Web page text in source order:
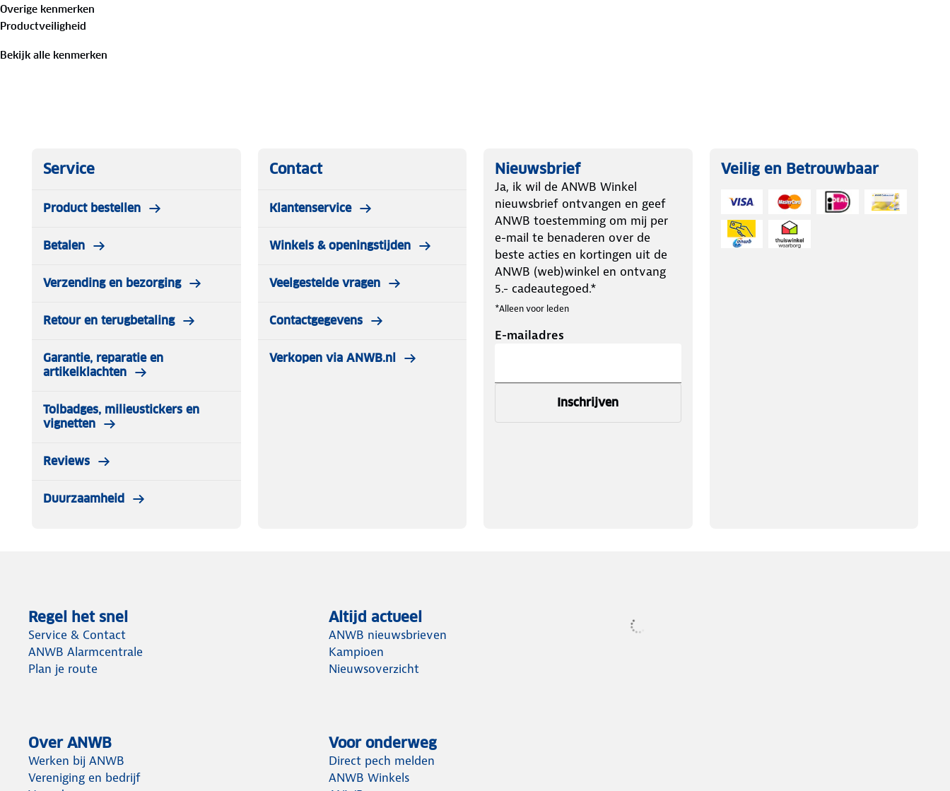
opbergruimte en milieuvriendelijke oplossingen.
Overige kenmerken
Productveiligheid
Bekijk alle kenmerken
Service
Product bestellen
Betalen
Verzending en bezorging
Retour en terugbetaling
Garantie, reparatie en
artikelklachten
Tolbadges, milieustickers en
vignetten
Reviews
Duurzaamheid
Contact
Klantenservice
Winkels & openingstijden
Veelgestelde vragen
Contactgegevens
Verkopen via ANWB.nl
Nieuwsbrief
Ja, ik wil de ANWB Winkel
nieuwsbrief ontvangen en geef
ANWB toestemming om mij per
e-mail te benaderen over de
beste acties en kortingen uit de
ANWB (web)winkel en ontvang
5.- cadeautegoed.*
*Alleen voor leden
E-mailadres
Inschrijven
Veilig en Betrouwbaar
Regel het snel
Service & Contact
ANWB Alarmcentrale
Plan je route
Altijd actueel
ANWB nieuwsbrieven
Kampioen
Nieuwsoverzicht
Over ANWB
Werken bij ANWB
Vereniging en bedrijf
Voor onderweg
Direct pech melden
ANWB Winkels